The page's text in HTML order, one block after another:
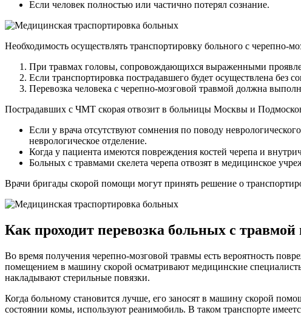
Если человек полностью или частично потерял сознание.
Необходимость осуществлять транспортировку больного с
При травмах головы, сопровождающихся выраженными
Если транспортировка пострадавшего будет осуществлена без
Перевозка человека с черепно-мозговой травмой должна
Пострадавших с ЧМТ скорая отвозит в больницы Москвы и
Если у врача отсутствуют сомнения по поводу
неврологическое отделение.
Когда у пациента имеются повреждения костей черепа и
Больных с травмами скелета черепа отвозят в медицинское
Врачи бригады скорой помощи могут принять решение о
Как проходит перевозка больных с травмой
Во время получения черепно-мозговой травмы есть вероятность
помещением в машину скорой осматривают медицинские
накладывают стерильные повязки.
Когда больному становится лучше, его заносят в машину скорой
состоянии комы, используют реанимобиль. В таком транспорте